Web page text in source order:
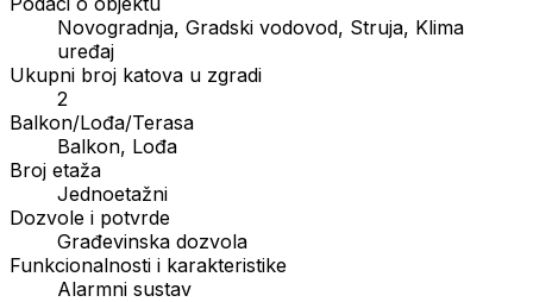
Novogradnja, Gradski vodovod, Struja, Klima
uređaj
Ukupni broj katova u zgradi
2
Balkon/Lođa/Terasa
Balkon, Lođa
Broj etaža
Jednoetažni
Dozvole i potvrde
Građevinska dozvola
Funkcionalnosti i karakteristike
Alarmni sustav